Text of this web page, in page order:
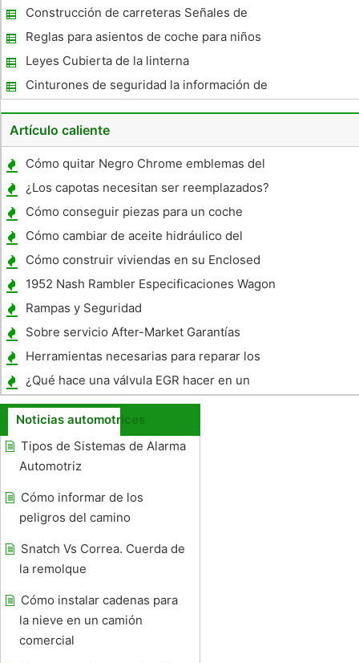
Construcción de carreteras Señales de
seguridad
Reglas para asientos de coche para niños
Leyes Cubierta de la linterna
Cinturones de seguridad la información de
apoyo
Artículo caliente
Cómo quitar Negro Chrome emblemas del
coche
¿Los capotas necesitan ser reemplazados?
Cómo conseguir piezas para un coche
fúnebre
Cómo cambiar de aceite hidráulico del
embrague en una motocicleta
Cómo construir viviendas en su Enclosed
Trailer
1952 Nash Rambler Especificaciones Wagon
Rampas y Seguridad
Sobre servicio After-Market Garantías
Coche
Herramientas necesarias para reparar los
frenos de un Dakota 1998
¿Qué hace una válvula EGR hacer en un
Mercury Sable ?
Noticias automotrices
Tipos de Sistemas de Alarma
Automotriz
Cómo informar de los
peligros del camino
Snatch Vs Correa. Cuerda de
la remolque
Cómo instalar cadenas para
la nieve en un camión
comercial